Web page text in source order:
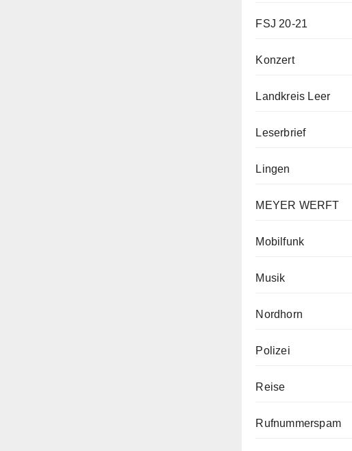
FSJ 20-21
Konzert
Landkreis Leer
Leserbrief
Lingen
MEYER WERFT
Mobilfunk
Musik
Nordhorn
Polizei
Reise
Rufnummerspam